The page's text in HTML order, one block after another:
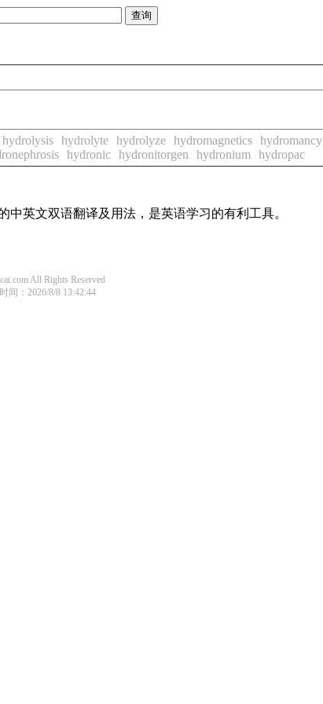
hydrolysis hydrolyte hydrolyze hydromagnetics hydromancy
hydronic hydronitorgen hydronium hydropac
英文双语翻译及用法，是英语学习的有利工具。
All Rights Reserved
间：2026/8/8 13:42:44